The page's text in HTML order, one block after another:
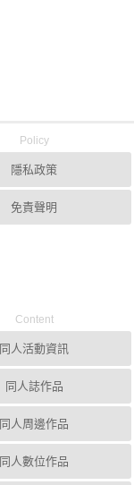
Policy
隱私政策
免責聲明
Content
同人活動資訊
同人誌作品
同人周邊作品
同人數位作品